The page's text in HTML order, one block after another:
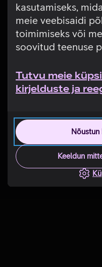
kasutamiseks,
meie veebisaidi
toimimiseks või
soovitud teenuse
Tutvu meie
kirjelduste ja
Nõustun
Keeldun